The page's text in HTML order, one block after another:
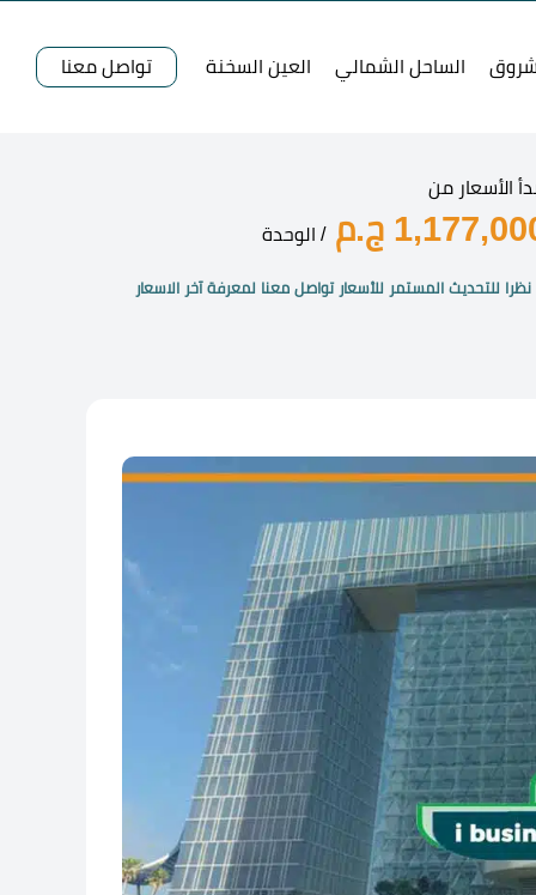
الساحل الشمالي العين السخنة تواصل معنا
الأسعار من
ج.م / الوحدة
نظرا للتحديث المستمر للأسعار تواصل معنا لمعرفة آخر الاسعار